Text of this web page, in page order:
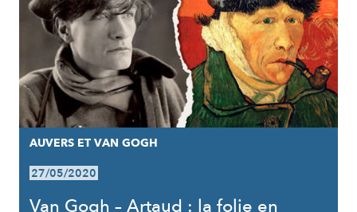
AUVERS ET VAN GOGH
27/05/2020
Van Gogh – Artaud : la folie en